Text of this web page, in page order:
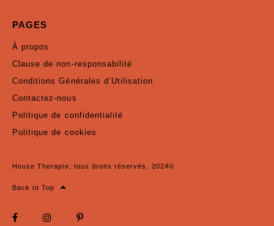
PAGES
À propos
Clause de non-responsabilité
Conditions Générales d’Utilisation
Contactez-nous
Politique de confidentialité
Politique de cookies
House Therapie, tous droits réservés. 2024©
Back to Top